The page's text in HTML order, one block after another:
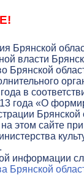
Брянской
власти
Брянской
в
года «О
Брянской
этом сайте
информации
Брянской